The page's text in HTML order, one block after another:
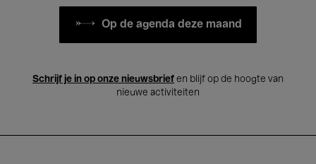
Op de agenda deze maand
Schrijf je in op onze nieuwsbrief en blijf op de hoogte van
nieuwe activiteiten